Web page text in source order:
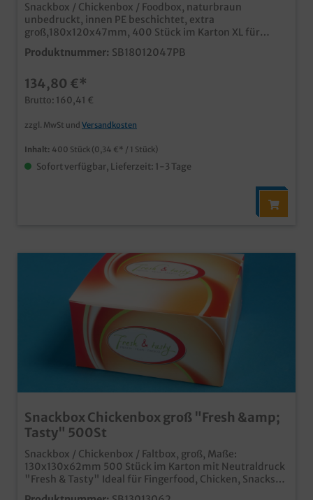
Snackbox / Chickenbox / Foodbox, naturbraun
unbedruckt, innen PE beschichtet, extra
groß,180x120x47mm, 400 Stück im Karton XL für
Fingerfood, Snacks, Menüs usw. Bestandteil unserer
modernen neuen Produktlinie "Pure" angesagter Öko
für Lebensmittelunbedenklichkeit Qualität Made in
Germany ab 25.000 Stück auch individuell bedruckbar,
unser Kundenservice berät Sie gern
Produktnummer: SB18012047PB
134,80 €*
Brutto: 160,41 €
zzgl. MwSt und Versandkosten
Inhalt: 400 Stück (0,34 €* / 1 Stück)
Sofort verfügbar, Lieferzeit: 1-3 Tage
Snackbox Chickenbox groß "Fresh &amp;
Tasty" 500St
Snackbox / Chickenbox / Faltbox, groß, Maße:
130x130x62mm 500 Stück im Karton mit Neutraldruck
"Fresh & Tasty" Ideal für Fingerfood, Chicken, Snacks
usw. aus umweltfreundlichen Hartpapier Qualität